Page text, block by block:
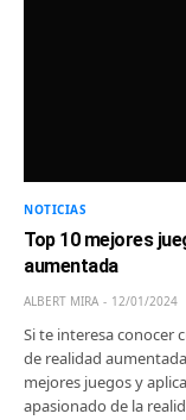
NOTICIAS
Top 10 mejores
aumentada
ALBERT MIRA 12/01/2024
Si te interesa conocer
de realidad
mejores juegos y
apasionado de la